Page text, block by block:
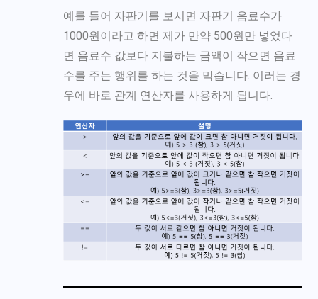
예를 들어 자판기를 보시면 자판기 음료수가
1000원이라고 하면 제가 만약 500원만 넣었다
면 음료수 값보다 지불하는 금액이 작으면 음료
수를 주는 행위를 하는 것을 막습니다. 이러는 경
우에 바로 관계 연산자를 사용하게 됩니다.